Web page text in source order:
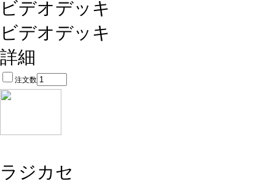
ビデオデッキ
ビデオデッキ
詳細
注文数
ラジカセ